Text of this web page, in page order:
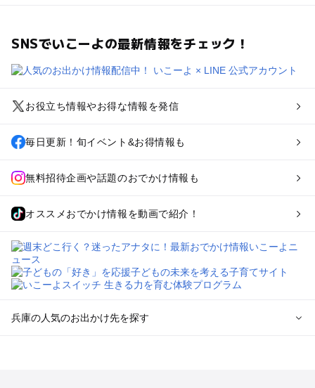
SNSでいこーよの最新情報をチェック！
お役立ち情報やお得な情報を発信
毎日更新！旬イベント&お得情報も
無料招待企画や話題のおでかけ情報も
オススメおでかけ情報を動画で紹介！
兵庫の人気のお出かけ先を探す